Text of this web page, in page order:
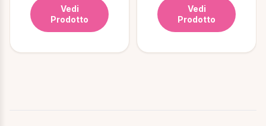
Vedi
Prodotto
Vedi
Prodotto